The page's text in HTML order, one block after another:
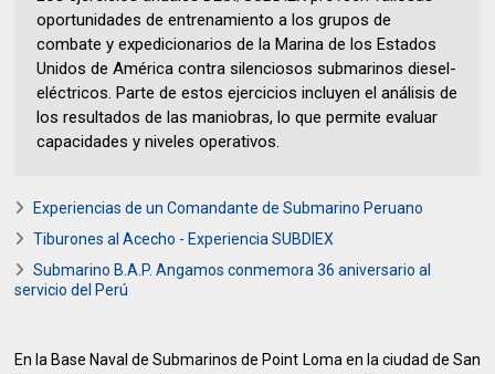
oportunidades de entrenamiento a los grupos de
combate y expedicionarios de la Marina de los Estados
Unidos de América contra silenciosos submarinos diesel-
eléctricos. Parte de estos ejercicios incluyen el análisis de
los resultados de las maniobras, lo que permite evaluar
capacidades y niveles operativos.
Experiencias de un Comandante de Submarino Peruano
Tiburones al Acecho - Experiencia SUBDIEX
Submarino B.A.P. Angamos conmemora 36 aniversario al
servicio del Perú
En la Base Naval de Submarinos de Point Loma en la ciudad de San